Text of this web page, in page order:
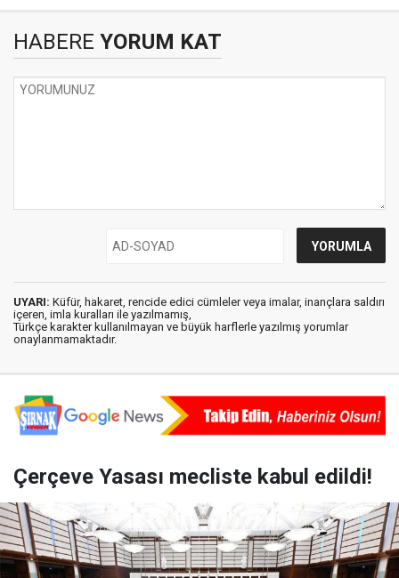
HABERE YORUM KAT
UYARI: Küfür, hakaret, rencide edici cümleler veya imalar, inançlara saldırı
içeren, imla kuralları ile yazılmamış,
Türkçe karakter kullanılmayan ve büyük harflerle yazılmış yorumlar
onaylanmamaktadır.
Çerçeve Yasası mecliste kabul edildi!